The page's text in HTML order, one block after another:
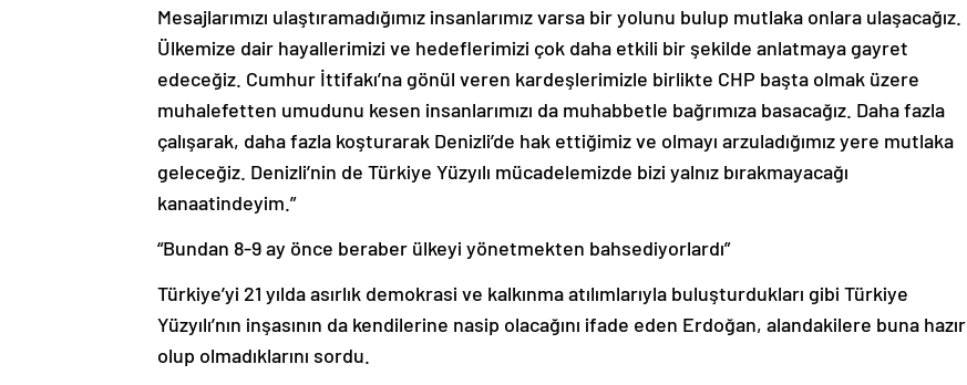
Mesajlarımızı ulaştıramadığımız insanlarımız varsa bir yolunu bulup mutlaka onlara ulaşacağız.
Ülkemize dair hayallerimizi ve hedeflerimizi çok daha etkili bir şekilde anlatmaya gayret
edeceğiz. Cumhur İttifakı’na gönül veren kardeşlerimizle birlikte CHP başta olmak üzere
muhalefetten umudunu kesen insanlarımızı da muhabbetle bağrımıza basacağız. Daha fazla
çalışarak, daha fazla koşturarak Denizli’de hak ettiğimiz ve olmayı arzuladığımız yere mutlaka
geleceğiz. Denizli’nin de Türkiye Yüzyılı mücadelemizde bizi yalnız bırakmayacağı
kanaatindeyim.”
“Bundan 8-9 ay önce beraber ülkeyi yönetmekten bahsediyorlardı”
Türkiye’yi 21 yılda asırlık demokrasi ve kalkınma atılımlarıyla buluşturdukları gibi Türkiye
Yüzyılı’nın inşasının da kendilerine nasip olacağını ifade eden Erdoğan, alandakilere buna hazır
olup olmadıklarını sordu.